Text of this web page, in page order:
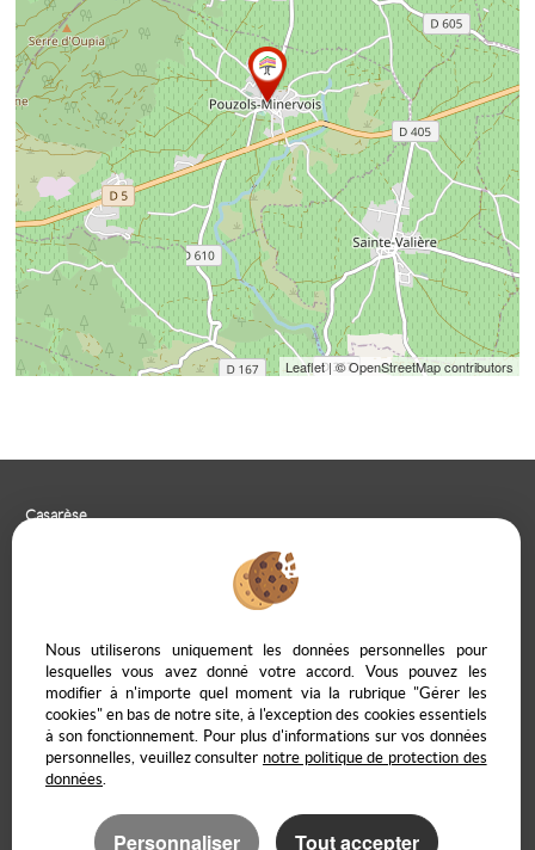
Leaflet| © OpenStreetMap contributors
Casarèse
09 85 65 95 83
Mentions Légales Politique de protection des données
Gérer les cookies
Notre barème d'honoraires
Accès propriétaire en ligne
Nous utiliserons uniquement les données personnelles pour
lesquelles vous avez donné votre accord. Vous pouvez les
modifier à n'importe quel moment via la rubrique "Gérer les
cookies" en bas de notre site, à l'exception des cookies essentiels
à son fonctionnement. Pour plus d'informations sur vos données
personnelles, veuillez consulter notre politique de protection des
données.
Personnaliser Tout accepter